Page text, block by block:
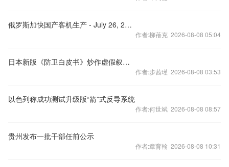
俄罗斯加快国产客机生产 - July 26, 2026
作者:柳蓓克 2026-08-08 05:04
日本新版《防卫白皮书》炒作虚假叙事行“扩军”之实
作者:步茜瑾 2026-08-08 03:53
以色列称成功测试升级版“箭”式反导系统
作者:何世斌 2026-08-08 08:57
贵州发布一批干部任前公示
作者:章育翰 2026-08-08 10:31